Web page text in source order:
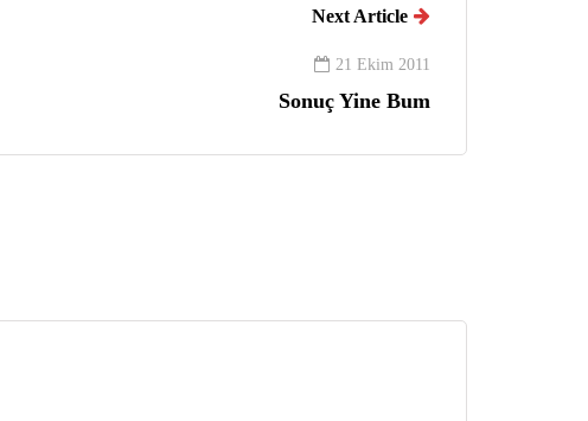
Next Article
21 Ekim 2011
Sonuç Yine Bum